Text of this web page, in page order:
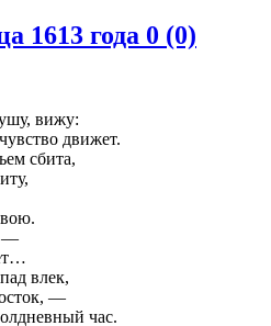
1613 года 0 (0)
вижу:
движет.
сбита,
—
влек,
—
час.